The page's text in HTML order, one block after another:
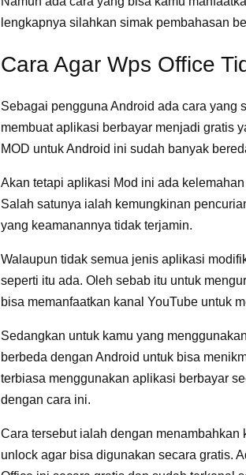
lengkapnya silahkan simak pembahasan
Cara Agar Wps Office
Sebagai pengguna Android ada cara yang
membuat aplikasi berbayar menjadi gratis
MOD untuk Android ini sudah banyak
Akan tetapi aplikasi Mod ini ada
Salah satunya ialah kemungkinan
yang keamanannya tidak terjamin.
Walaupun tidak semua jenis aplikasi
seperti itu ada. Oleh sebab itu untuk
bisa memanfaatkan kanal YouTube untuk
Sedangkan untuk kamu yang
berbeda dengan Android untuk bisa
terbiasa menggunakan aplikasi berbayar
dengan cara ini.
Cara tersebut ialah dengan
unlock agar bisa digunakan secara gratis.